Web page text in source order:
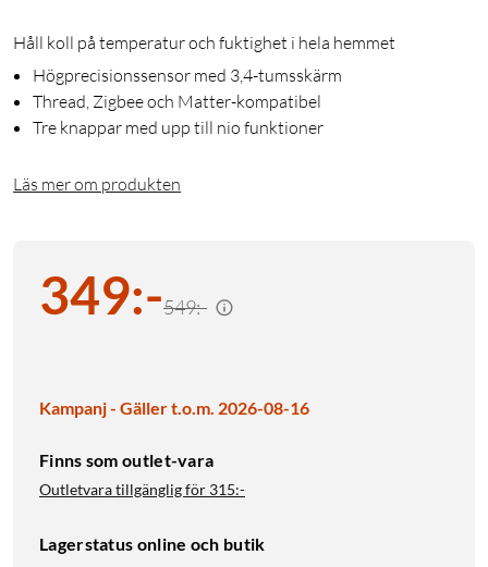
Håll koll på temperatur och fuktighet i hela hemmet
Högprecisionssensor med 3,4-tumsskärm
Thread, Zigbee och Matter-kompatibel
Tre knappar med upp till nio funktioner
Läs mer om produkten
349:-549:-
Kampanj - Gäller t.o.m. 2026-08-16
Finns som outlet-vara
Outletvara tillgänglig för 315:-
Lagerstatus online och butik